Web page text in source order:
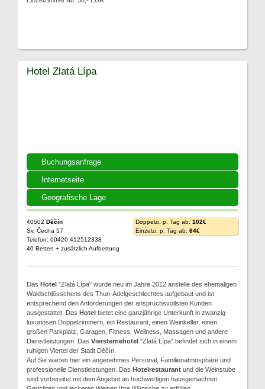
Buchungsanfrage
Internetseite
Geografische Lage
Hotel Zlatá Lípa
40502 Děčín
Sv. Čecha 57
Telefon: 00420 412512338
40 Betten + zusätzlich Aufbettung
Doppelzi. p. Tag ab: 102€
Einzelzi. p. Tag ab: 64€
Das Hotel "Zlatá Lípa" wurde neu im Jahre 2012 anstelle des ehemaligen
Waldschlösschens des Thun-Adelgeschlechtes aufgebaut und ist
entsprechend den Anforderungen der anspruchsvollsten Kunden
ausgestattet. Das Hotel bietet eine ganzjährige Unterkunft in zwanzig
luxuriösen Doppelzimmern, ein Restaurant, einen Weinkeller, einen
großen Parkplatz, Garagen, Fitness, Wellness, Massagen und andere
Dienstleistungen. Das Viersternehotel "Zlatá Lípa" befindet sich in einem
ruhigen Viertel der Stadt Děčín.
Auf Sie warten hier ein angenehmes Personal, Familienatmosphäre und
professionelle Dienstleistungen. Das Hotelrestaurant und die Weinstube
sind vorbereitet mit dem Angebot an hochwertigen hausgemachten